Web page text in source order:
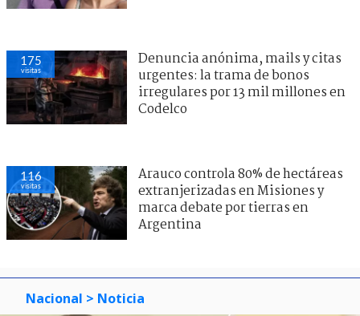
175
visitas
Denuncia anónima, mails y citas
urgentes: la trama de bonos
irregulares por 13 mil millones en
Codelco
116
visitas
Arauco controla 80% de hectáreas
extranjerizadas en Misiones y
marca debate por tierras en
Argentina
Nacional > Noticia